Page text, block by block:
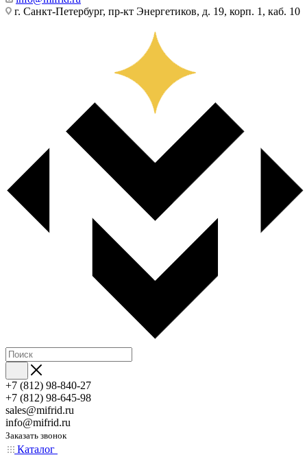
г. Санкт-Петербург, пр-кт Энергетиков, д. 19, корп. 1, каб. 10
+7 (812) 98-840-27
+7 (812) 98-645-98
sales@mifrid.ru
info@mifrid.ru
Заказать звонок
Каталог